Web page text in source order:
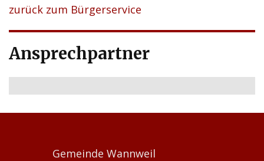
zurück zum Bürgerservice
Ansprechpartner
Gemeinde Wannweil